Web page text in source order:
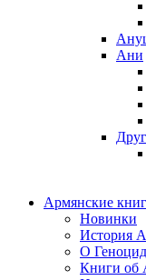
Ани
Армянские
Новинки
История
О
Книги об